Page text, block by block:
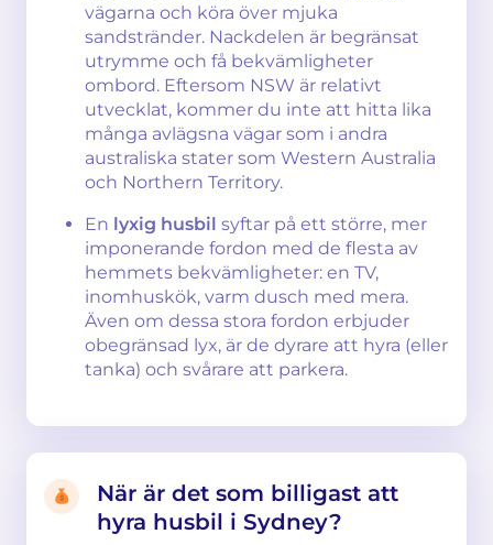
vägarna och köra över mjuka
sandstränder. Nackdelen är begränsat
utrymme och få bekvämligheter
ombord. Eftersom NSW är relativt
utvecklat, kommer du inte att hitta lika
många avlägsna vägar som i andra
australiska stater som Western Australia
och Northern Territory.
En lyxig husbil syftar på ett större, mer
imponerande fordon med de flesta av
hemmets bekvämligheter: en TV,
inomhuskök, varm dusch med mera.
Även om dessa stora fordon erbjuder
obegränsad lyx, är de dyrare att hyra (eller
tanka) och svårare att parkera.
När är det som billigast att
hyra husbil i Sydney?